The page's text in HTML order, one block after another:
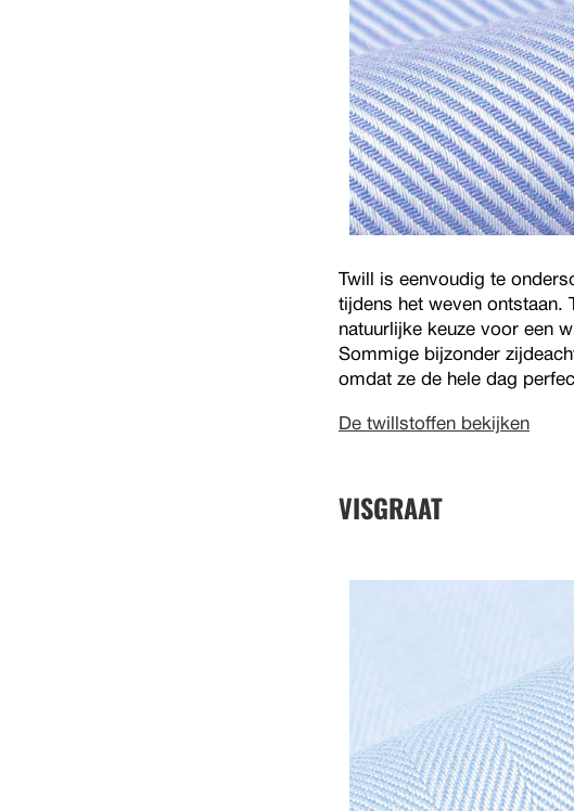
Twill is eenvoudig te
tijdens het weven ontstaan.
natuurlijke keuze voor een
Sommige bijzonder
omdat ze de hele dag
De twillstoffen bekijken
VISGRAAT